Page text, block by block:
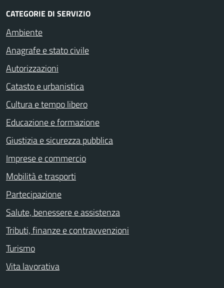
CATEGORIE DI SERVIZIO
Ambiente
Anagrafe e stato civile
Autorizzazioni
Catasto e urbanistica
Cultura e tempo libero
Educazione e formazione
Giustizia e sicurezza pubblica
Imprese e commercio
Mobilità e trasporti
Partecipazione
Salute, benessere e assistenza
Tributi, finanze e contravvenzioni
Turismo
Vita lavorativa